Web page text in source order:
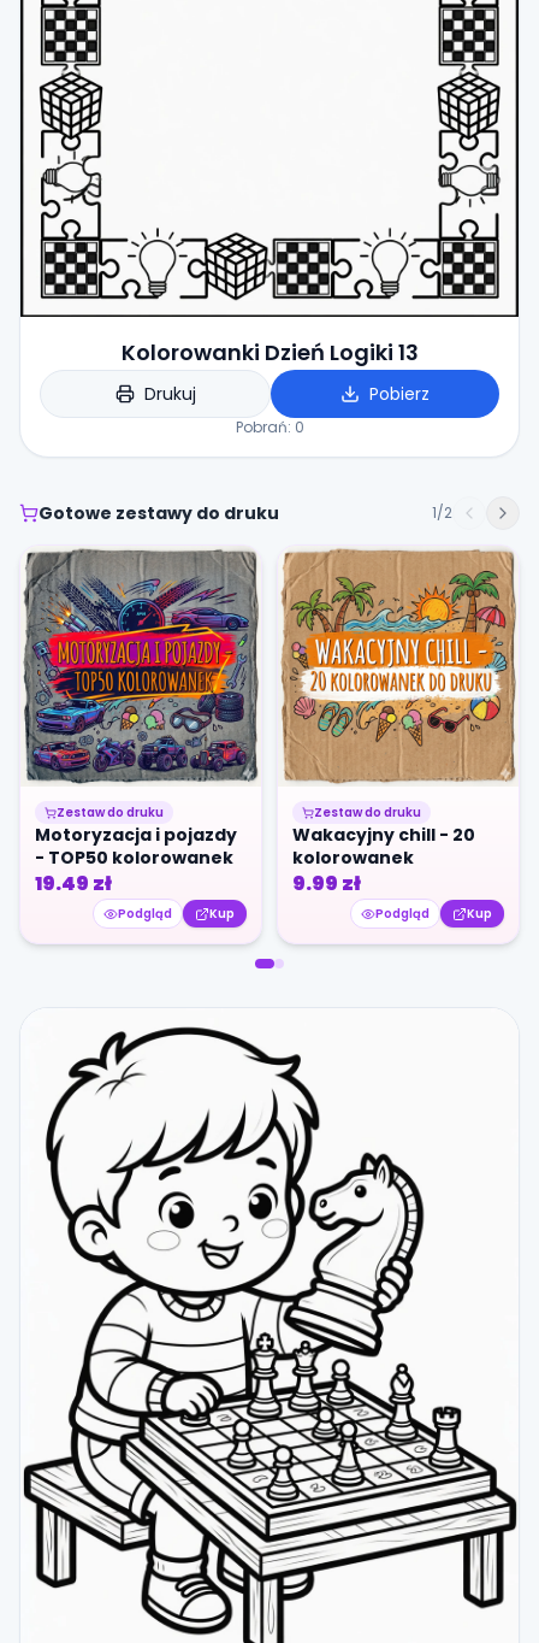
Kolorowanki Dzień Logiki 13
Drukuj Pobierz
Pobrań: 0
Gotowe zestawy do druku 1/2
Zestaw do druku
Motoryzacja i pojazdy
- TOP50 kolorowanek
19.49 zł
Podgląd Kup
Zestaw do druku
Wakacyjny chill - 20
kolorowanek
9.99 zł
Podgląd Kup